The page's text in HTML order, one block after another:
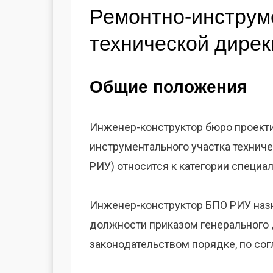
Ремонтно-
технической
Общие положения
Инженер-конструктор бюро
инструментального участка
РИУ) относится к категории
Инженер-конструктор БПО РИУ
должности приказом
законодательством порядке, по